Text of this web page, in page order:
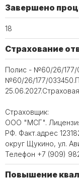
Завершено
18
Страхование
Полис - №60/26/177/
№60/26/177/
Страховщик:
ООО "МСГ".
РФ. Факт.адрес
округ Щукино, ул.
Телефон +7 (909)
Повышение